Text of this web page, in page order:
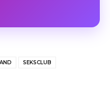
SEKSCLUB